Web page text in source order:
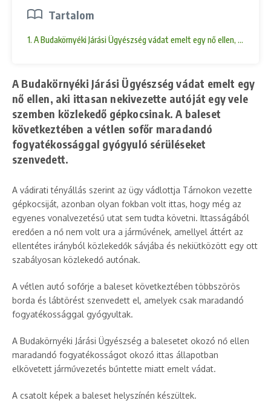
Tartalom
1. A Budakörnyéki Járási Ügyészség vádat emelt egy nő ellen, aki
A Budakörnyéki Járási Ügyészség vádat emelt egy
nő ellen, aki ittasan nekivezette autóját egy vele
szemben közlekedő gépkocsinak. A baleset
következtében a vétlen sofőr maradandó
fogyatékossággal gyógyuló sérüléseket
szenvedett.
A vádirati tényállás szerint az ügy vádlottja Tárnokon vezette
gépkocsiját, azonban olyan fokban volt ittas, hogy még az
egyenes vonalvezetésű utat sem tudta követni. Ittasságából
eredően a nő nem volt ura a járművének, amellyel áttért az
ellentétes irányból közlekedők sávjába és nekiütközött egy ott
szabályosan közlekedő autónak.
A vétlen autó sofőrje a baleset következtében többszörös
borda és lábtörést szenvedett el, amelyek csak maradandó
fogyatékossággal gyógyultak.
A Budakörnyéki Járási Ügyészség a balesetet okozó nő ellen
maradandó fogyatékosságot okozó ittas állapotban
elkövetett járművezetés bűntette miatt emelt vádat.
A csatolt képek a baleset helyszínén készültek.